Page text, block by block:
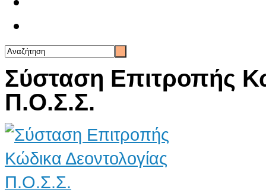
Σύσταση Επιτροπής
Π.Ο.Σ.Σ.